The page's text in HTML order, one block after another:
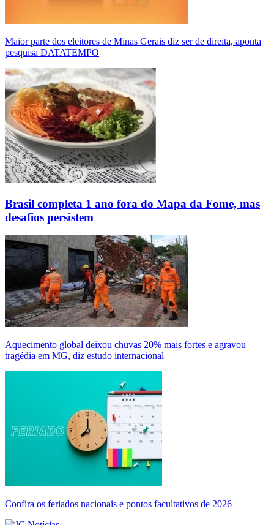
Maior parte dos eleitores de Minas Gerais diz ser de direita, aponta
pesquisa DATATEMPO
Brasil completa 1 ano fora do Mapa da Fome, mas
desafios persistem
Aquecimento global deixou chuvas 20% mais fortes e agravou
tragédia em MG, diz estudo internacional
Confira os feriados nacionais e pontos facultativos de 2026